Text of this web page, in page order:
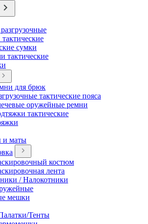
сумки
тактические
для брюк
тактические пояса
оружейные ремни
тактические
и маты
костюм
лента
/ Налокотники
мешки
Тенты